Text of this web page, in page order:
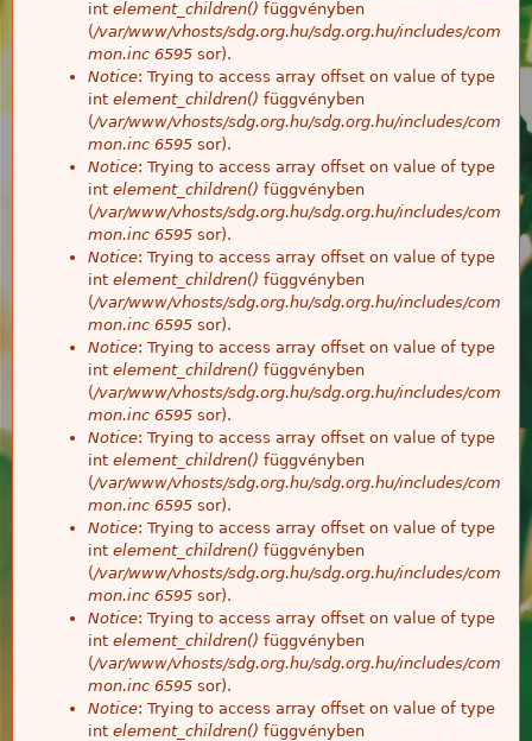
int element_children() függvényben
(/var/www/vhosts/sdg.org.hu/sdg.org.hu/includes/com
mon.inc 6595 sor).
Notice: Trying to access array offset on value of type
int element_children() függvényben
(/var/www/vhosts/sdg.org.hu/sdg.org.hu/includes/com
mon.inc 6595 sor).
Notice: Trying to access array offset on value of type
int element_children() függvényben
(/var/www/vhosts/sdg.org.hu/sdg.org.hu/includes/com
mon.inc 6595 sor).
Notice: Trying to access array offset on value of type
int element_children() függvényben
(/var/www/vhosts/sdg.org.hu/sdg.org.hu/includes/com
mon.inc 6595 sor).
Notice: Trying to access array offset on value of type
int element_children() függvényben
(/var/www/vhosts/sdg.org.hu/sdg.org.hu/includes/com
mon.inc 6595 sor).
Notice: Trying to access array offset on value of type
int element_children() függvényben
(/var/www/vhosts/sdg.org.hu/sdg.org.hu/includes/com
mon.inc 6595 sor).
Notice: Trying to access array offset on value of type
int element_children() függvényben
(/var/www/vhosts/sdg.org.hu/sdg.org.hu/includes/com
mon.inc 6595 sor).
Notice: Trying to access array offset on value of type
int element_children() függvényben
(/var/www/vhosts/sdg.org.hu/sdg.org.hu/includes/com
mon.inc 6595 sor).
Notice: Trying to access array offset on value of type
int element_children() függvényben